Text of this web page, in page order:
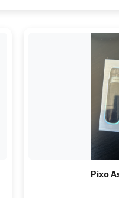
Pixo